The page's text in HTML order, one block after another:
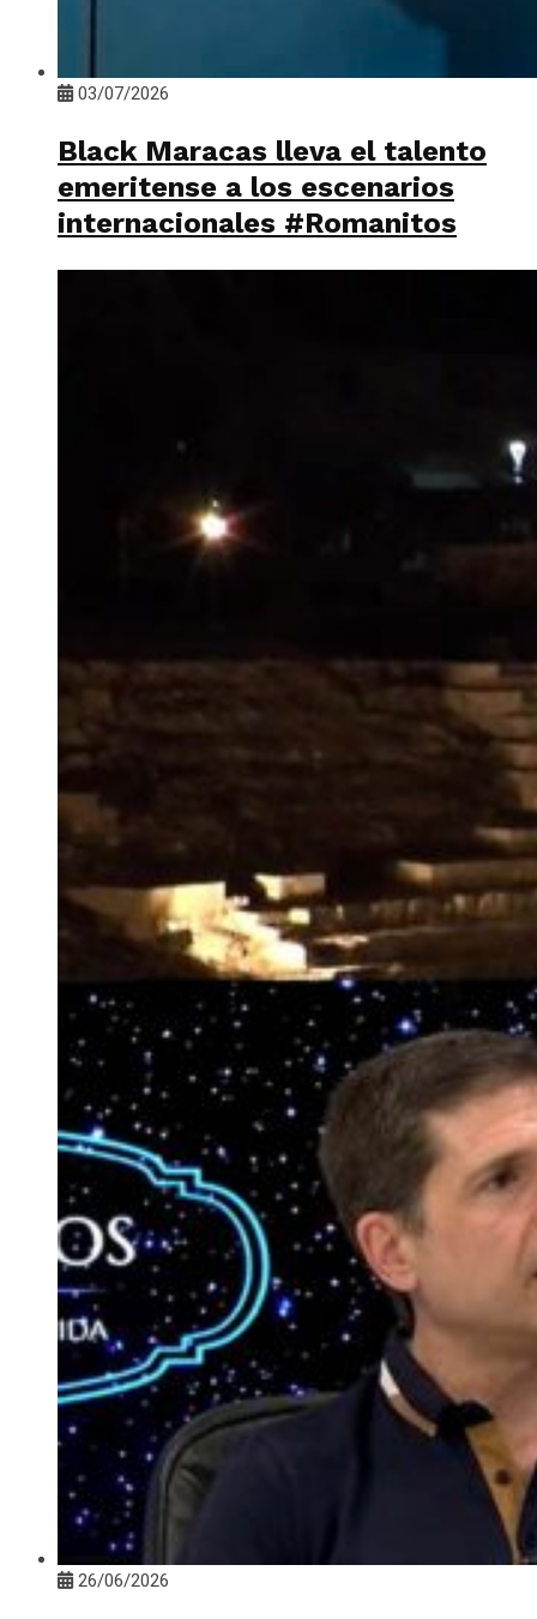
03/07/2026
Black Maracas lleva el talento
emeritense a los escenarios
internacionales #Romanitos
26/06/2026